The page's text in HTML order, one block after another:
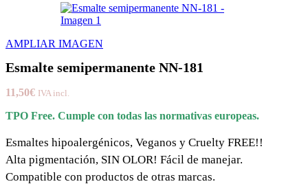
AMPLIAR IMAGEN
Esmalte semipermanente NN-181
11,50€ IVA incl.
TPO Free. Cumple con todas las normativas europeas.
Esmaltes hipoalergénicos, Veganos y Cruelty FREE!!
Alta pigmentación, SIN OLOR! Fácil de manejar.
Compatible con productos de otras marcas.